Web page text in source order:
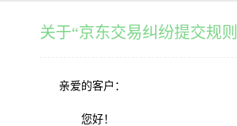
关于“京东交易纠纷提交规
亲爱的客户：
您好！